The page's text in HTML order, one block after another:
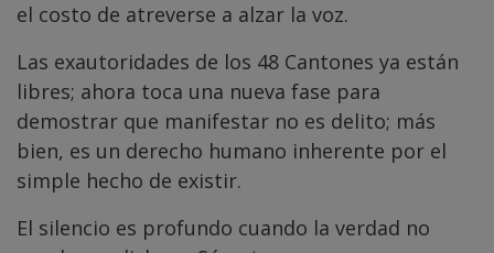
el costo de atreverse a alzar la voz.
Las exautoridades de los 48 Cantones ya están
libres; ahora toca una nueva fase para
demostrar que manifestar no es delito; más
bien, es un derecho humano inherente por el
simple hecho de existir.
El silencio es profundo cuando la verdad no